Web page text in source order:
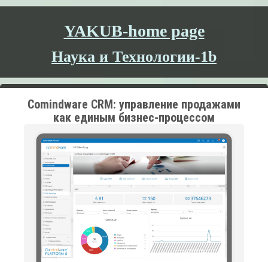
YAKUB-home page
Наука и Технологии-1b
Comindware CRM: управление продажами
как единым бизнес-процессом